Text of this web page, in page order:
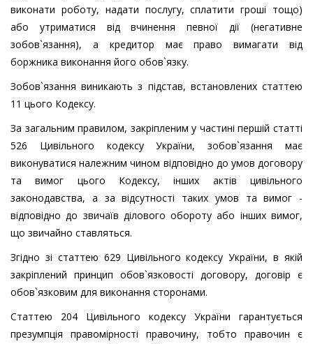
виконати роботу, надати послугу, сплатити гроші тощо)
або утриматися від вчинення певної дії (негативне
зобов`язання), а кредитор має право вимагати від
боржника виконання його обов`язку.
Зобов`язання виникають з підстав, встановлених статтею
11 цього Кодексу.
За загальним правилом, закріпленим у частині першій статті
526 Цивільного кодексу України, зобов`язання має
виконуватися належним чином відповідно до умов договору
та вимог цього Кодексу, інших актів цивільного
законодавства, а за відсутності таких умов та вимог -
відповідно до звичаїв ділового обороту або інших вимог,
що звичайно ставляться.
Згідно зі статтею 629 Цивільного кодексу України, в якій
закріплений принцип обов`язковості договору, договір є
обов`язковим для виконання сторонами.
Статтею 204 Цивільного кодексу України гарантується
презумпція правомірності правочину, тобто правочин є